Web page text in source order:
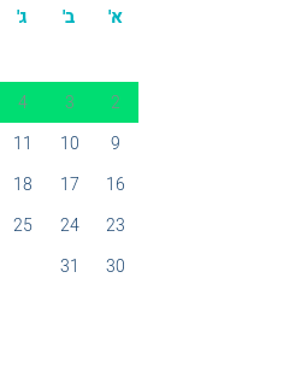
א' ב' ג'
2
3
4
9
10
11
16
17
18
23
24
25
30
31